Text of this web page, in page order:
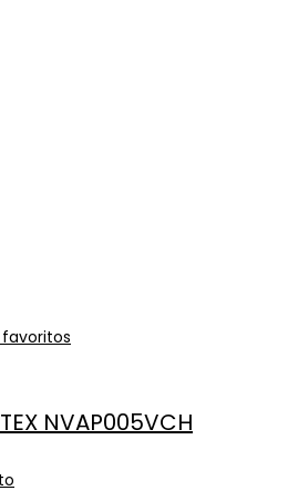
NVAP005VCH